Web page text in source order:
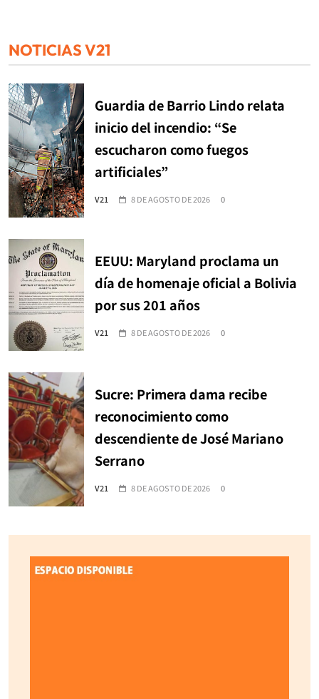
NOTICIAS V21
Guardia de Barrio Lindo relata
inicio del incendio: “Se
escucharon como fuegos
artificiales”
V21 8 DE AGOSTO DE 2026 0
EEUU: Maryland proclama un
día de homenaje oficial a Bolivia
por sus 201 años
V21 8 DE AGOSTO DE 2026 0
Sucre: Primera dama recibe
reconocimiento como
descendiente de José Mariano
Serrano
V21 8 DE AGOSTO DE 2026 0